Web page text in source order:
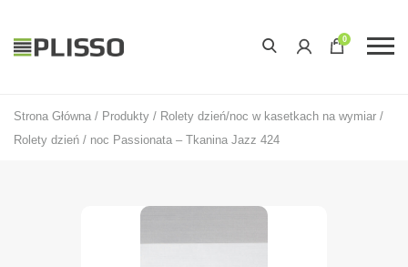
0
Strona Główna / Produkty / Rolety dzień/noc w kasetkach na wymiar /
Rolety dzień / noc Passionata – Tkanina Jazz 424